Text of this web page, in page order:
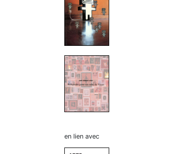
en lien avec